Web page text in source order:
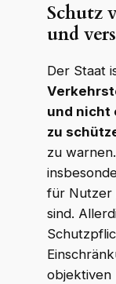
Schutz
und
Der Staat
und nicht
zu
zu
für Nutzer
sind.
objektiven